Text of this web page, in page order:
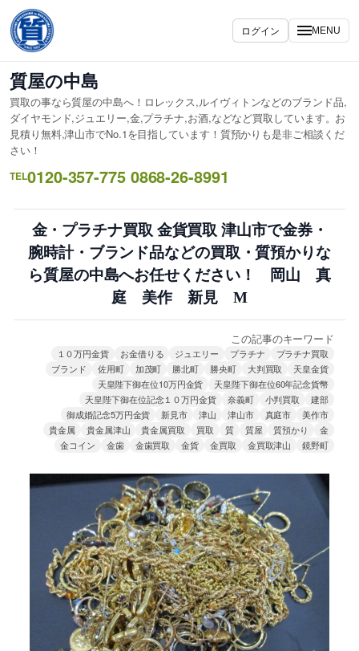
容
を
ス
キ
ッ
プ
ログイン MENU
質屋の中島
買取の事なら質屋の中島へ！ロレックス,ルイヴィトンなどのブランド品,
ダイヤモンド,ジュエリー,金,プラチナ,お酒,などなど買取しています。お
見積り無料,津山市でNo.1を目指しています！質預かりも是非ご相談くだ
さい！
TEL0120-357-775 0868-26-8991
金・プラチナ買取 金貨買取 津山市で金券・
腕時計・ブランド品などの買取・質預かりな
ら質屋の中島へお任せください！ 岡山 真
庭 美作 新見 M
この記事のキーワード
１０万円金貨 お金借りる ジュエリー プラチナ
プラチナ買取
ブランド
佐用町 加茂町 勝北町 勝央町 大判買取
天皇金貨
天皇陛下御在位10万円金貨
天皇陛下御在位60年記念貨幣
天皇陛下御在位記念１０万円金貨
奈義町 小判買取
建部
御成婚記念5万円金貨
新見市 津山 津山市 真庭市
美作市
貴金属
貴金属津山 貴金属買取 買取 質 質屋 質預かり
金
金コイン
金歯 金歯買取 金貨 金買取 金買取津山 鏡野町